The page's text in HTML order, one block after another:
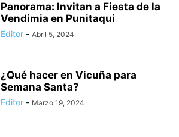
Panorama: Invitan a Fiesta de la
Vendimia en Punitaqui
Editor - Abril 5, 2024
¿Qué hacer en Vicuña para
Semana Santa?
Editor - Marzo 19, 2024